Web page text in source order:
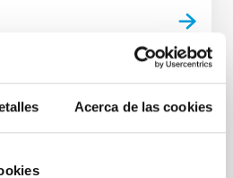
Acerca de las cookies